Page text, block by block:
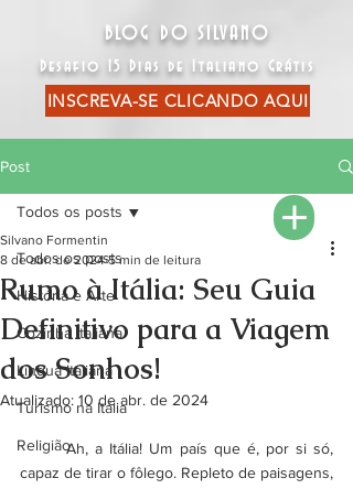
BLOG DO SILVANO
Desafio 15 Dias de Italiano Grátis
INSCREVA-SE CLICANDO AQUI
Post
Todos os posts
História e Arte
Cozinha Italiana
Língua Italiana
Turismo na Itália
Religião
Todos os posts
Rumo à Itália: Seu Guia
Definitivo para a Viagem
dos Sonhos!
Silvano Formentin
8 de abr. de 2024 5 min de leitura
Atualizado: 10 de abr. de 2024
	Ah, a Itália! Um país que é, por si só,
capaz de tirar o fôlego. Repleto de paisagens,